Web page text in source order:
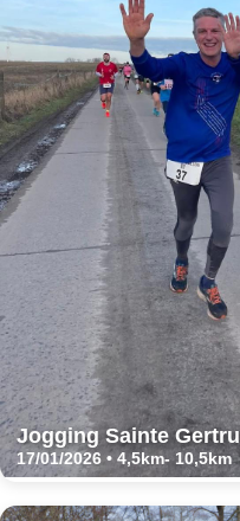
Jogging Sainte
17/01/2026 • 4,5km- 10,5km